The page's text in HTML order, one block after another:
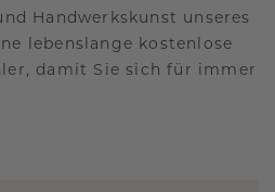
Handwerkskunst unseres
lebenslange kostenlose
damit Sie sich für immer